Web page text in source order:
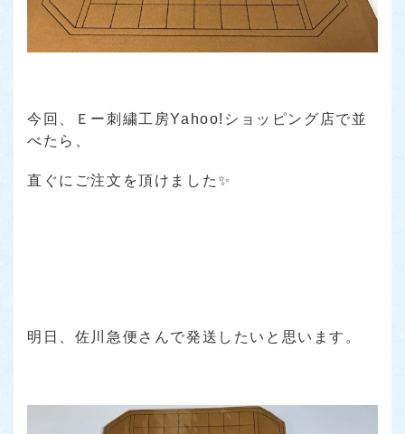
今回、Ｅー刺繍工房Yahoo!ショッピング店で並
べたら、
直ぐにご注文を頂けました✨
明日、佐川急便さんで発送したいと思います。